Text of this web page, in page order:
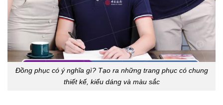
Đồng phục có ý nghĩa gì? Tạo ra những trang phục có chung
thiết kế, kiểu dáng và màu sắc